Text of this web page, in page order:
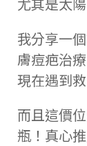
我分享一
膚痘疤治
現在遇到
而且這價
瓶！真心推